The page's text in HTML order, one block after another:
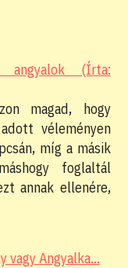
angyalok (Írta:
magad, hogy
véleményen
míg a másik
foglaltál
annak ellenére,
vagy Angyalka…